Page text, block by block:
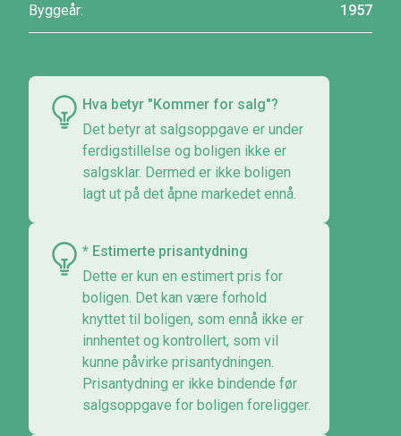
Byggeår: 1957
Hva betyr "Kommer for salg"?
Det betyr at salgsoppgave er under
ferdigstillelse og boligen ikke er
salgsklar. Dermed er ikke boligen
lagt ut på det åpne markedet ennå.
* Estimerte prisantydning
Dette er kun en estimert pris for
boligen. Det kan være forhold
knyttet til boligen, som ennå ikke er
innhentet og kontrollert, som vil
kunne påvirke prisantydningen.
Prisantydning er ikke bindende før
salgsoppgave for boligen foreligger.